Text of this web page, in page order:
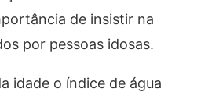
de insistir na
por pessoas idosas.
idade o índice de água